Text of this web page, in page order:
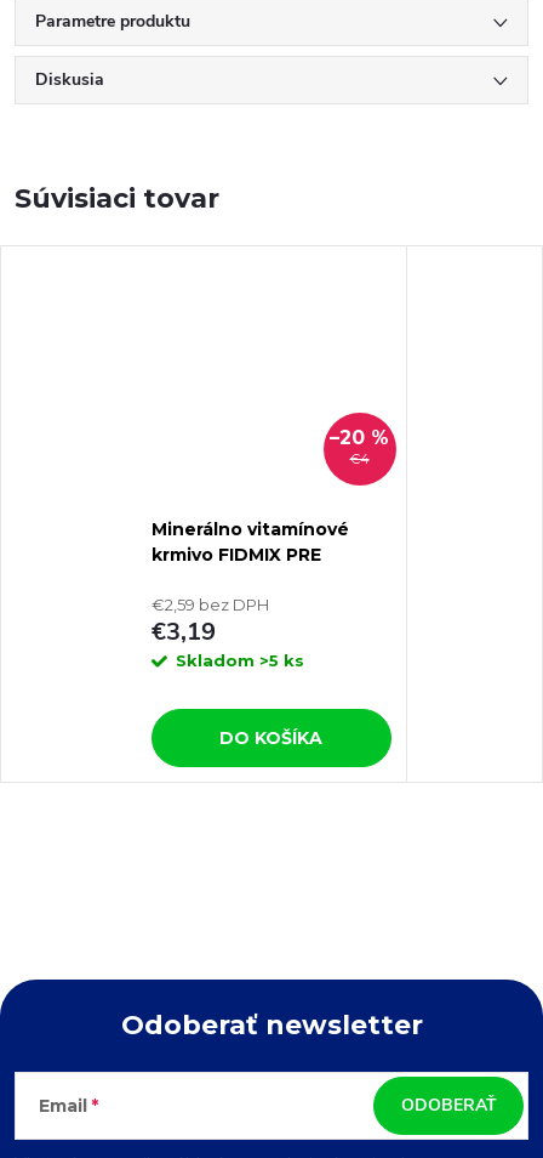
Parametre produktu
Diskusia
Súvisiaci tovar
€4
–20 %
Minerálno vitamínové
krmivo FIDMIX PRE
1kg
€2,59 bez DPH
€3,19
Skladom >5 ks
DO KOŠÍKA
Z
á
Odoberať newsletter
Email ODOBERAŤ